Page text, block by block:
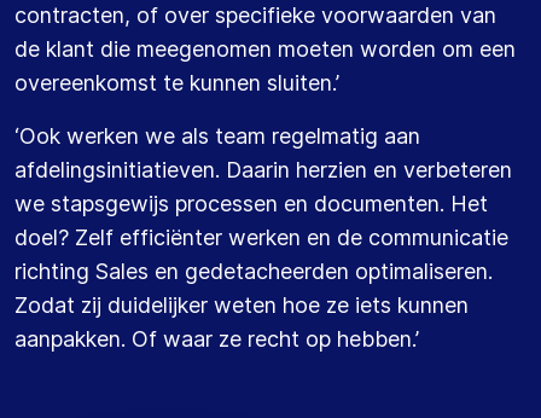
contracten, of over specifieke voorwaarden van
de klant die meegenomen moeten worden om een
overeenkomst te kunnen sluiten.’
‘Ook werken we als team regelmatig aan
afdelingsinitiatieven. Daarin herzien en verbeteren
we stapsgewijs processen en documenten. Het
doel? Zelf efficiënter werken en de communicatie
richting Sales en gedetacheerden optimaliseren.
Zodat zij duidelijker weten hoe ze iets kunnen
aanpakken. Of waar ze recht op hebben.’